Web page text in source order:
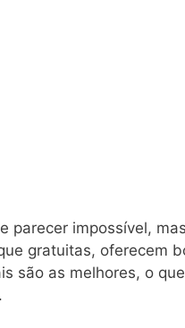
parecer impossível, mas
gratuitas, oferecem
são as melhores, o